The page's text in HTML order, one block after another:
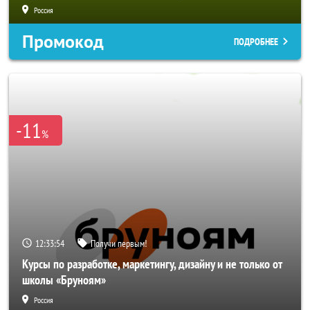
Россия
Промокод ПОДРОБНЕЕ
-11%
12:33:52 Получи первым!
Курсы по разработке, маркетингу, дизайну и не только от
школы «Бруноям»
Россия